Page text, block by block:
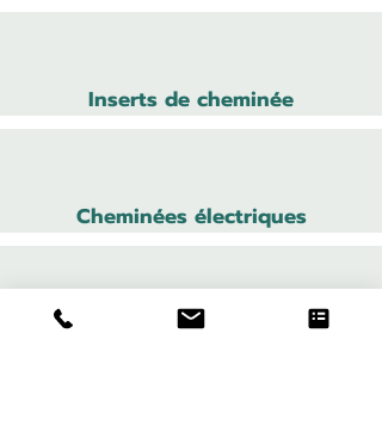
Inserts de cheminée
Cheminées électriques
Cheminées bois